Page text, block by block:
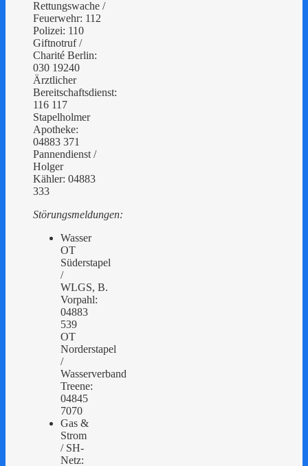
Rettungswache /
Feuerwehr: 112
Polizei: 110
Giftnotruf /
Charité Berlin:
030 19240
Ärztlicher
Bereitschaftsdienst:
116 117
Stapelholmer
Apotheke:
04883 371
Pannendienst /
Holger
Kähler: 04883
333
Störungsmeldungen:
Wasser
OT
Süderstapel
/
WLGS, B.
Vorpahl:
04883
539
OT
Norderstapel
/
Wasserverband
Treene:
04845
7070
Gas &
Strom
/ SH-
Netz: